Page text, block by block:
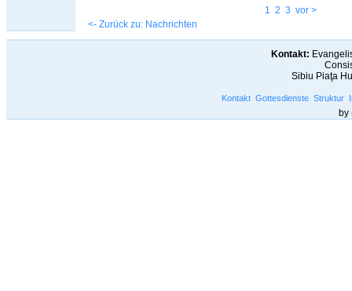
1 2 3 vor >
<- Zurück zu: Nachrichten
Kontakt:
Sibiu Piaţa
Kontakt Gottesdienste Struktur
by